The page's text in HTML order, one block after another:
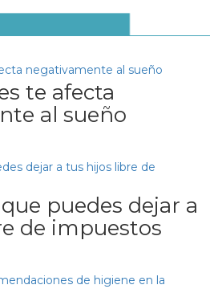
te afecta
al sueño
puedes dejar a
de impuestos